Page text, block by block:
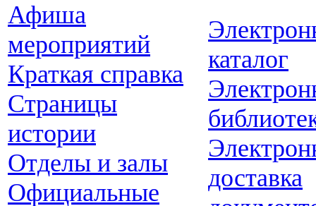
Афиша
мероприятий
Краткая справка
Страницы
истории
Отделы и залы
Официальные
каталог
доставка